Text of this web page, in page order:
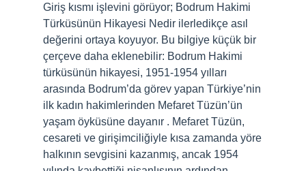
Giriş kısmı işlevini görüyor; Bodrum Hakimi
Türküsünün Hikayesi Nedir ilerledikçe asıl
değerini ortaya koyuyor. Bu bilgiye küçük bir
çerçeve daha eklenebilir: Bodrum Hakimi
türküsünün hikayesi, 1951-1954 yılları
arasında Bodrum’da görev yapan Türkiye’nin
ilk kadın hakimlerinden Mefaret Tüzün’ün
yaşam öyküsüne dayanır . Mefaret Tüzün,
cesareti ve girişimciliğiyle kısa zamanda yöre
halkının sevgisini kazanmış, ancak 1954